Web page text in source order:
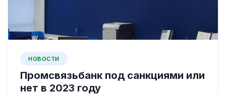
НОВОСТИ
Промсвязьбанк под санкциями или
нет в 2023 году